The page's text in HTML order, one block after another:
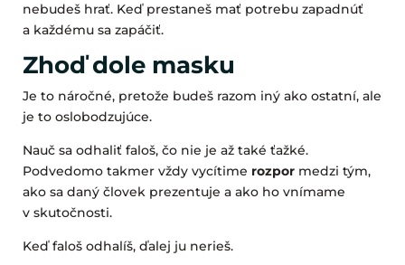
nebudeš hrať. Keď prestaneš mať potrebu zapadnúť
a každému sa zapáčiť.
Zhoď dole masku
Je to náročné, pretože budeš razom iný ako ostatní, ale
je to oslobodzujúce.
Nauč sa odhaliť faloš, čo nie je až také ťažké.
Podvedomo takmer vždy vycítime rozpor medzi tým,
ako sa daný človek prezentuje a ako ho vnímame
v skutočnosti.
Keď faloš odhalíš, ďalej ju nerieš.